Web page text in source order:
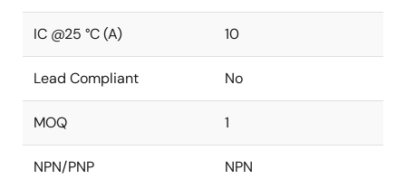
IC @25 °C (A) 10
Lead Compliant No
MOQ 1
NPN/PNP NPN